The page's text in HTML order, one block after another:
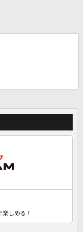
て
！
も！
しめる！